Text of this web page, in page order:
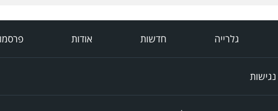
גלרייה חדשות אודות